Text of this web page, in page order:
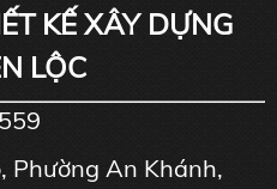
KẾ XÂY DỰNG
LỘC
Phường An Khánh,